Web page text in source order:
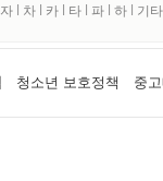
자 l 차 l 카 l 타 l 파 l 하 l 기타
청소년 보호정책 중